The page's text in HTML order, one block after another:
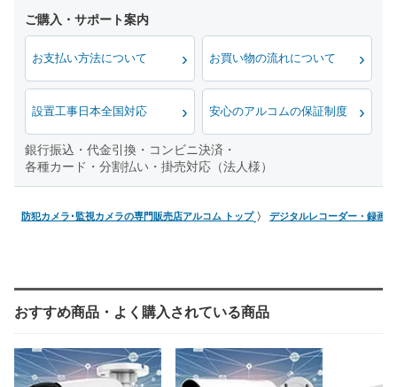
お支払い方法について お買い物の流れについて
設置工事日本全国対応 安心のアルコムの保証制度
銀行振込・代金引換・コンビニ決済・
各種カード・分割払い・掛売対応（法人様）
防犯カメラ･監視カメラの専門販売店アルコム トップ デジタルレコーダー・録画機
おすすめ商品・よく購入されている商品